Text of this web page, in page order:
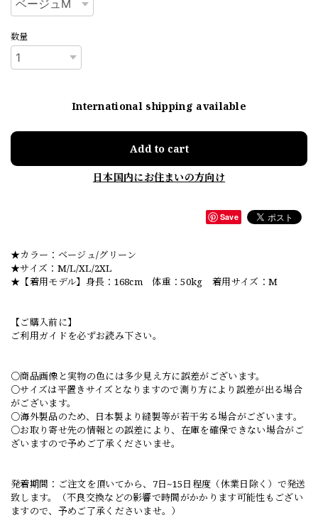
数量
International shipping available
Add to cart
日本国内にお住まいの方向け
Save
★カラー：ベージュ/グリーン
★サイズ：M/L/XL/2XL
★【着用モデル】身長：168cm 体重：50kg 着用サイズ：M
【ご購入前に】
ご利用ガイドを必ずお読み下さい。
○商品画像と実物の色には多少見え方に誤差がございます。
○サイズは平置きサイズとなりますので測り方により誤差が出る場合
がございます。
○海外製品のため、日本製より縫製等が若干劣る場合がございます。
○お取り寄せ先の情報との誤差により、在庫を確保できない場合がご
ざいますので予めご了承くださいませ。
発着期間：ご注文を頂いてから、7日~15日程度（休業日除く）で発送
致します。（不良交換などの影響で時間がかかります可能性もござい
ますので、予めご了承くださいませ。）